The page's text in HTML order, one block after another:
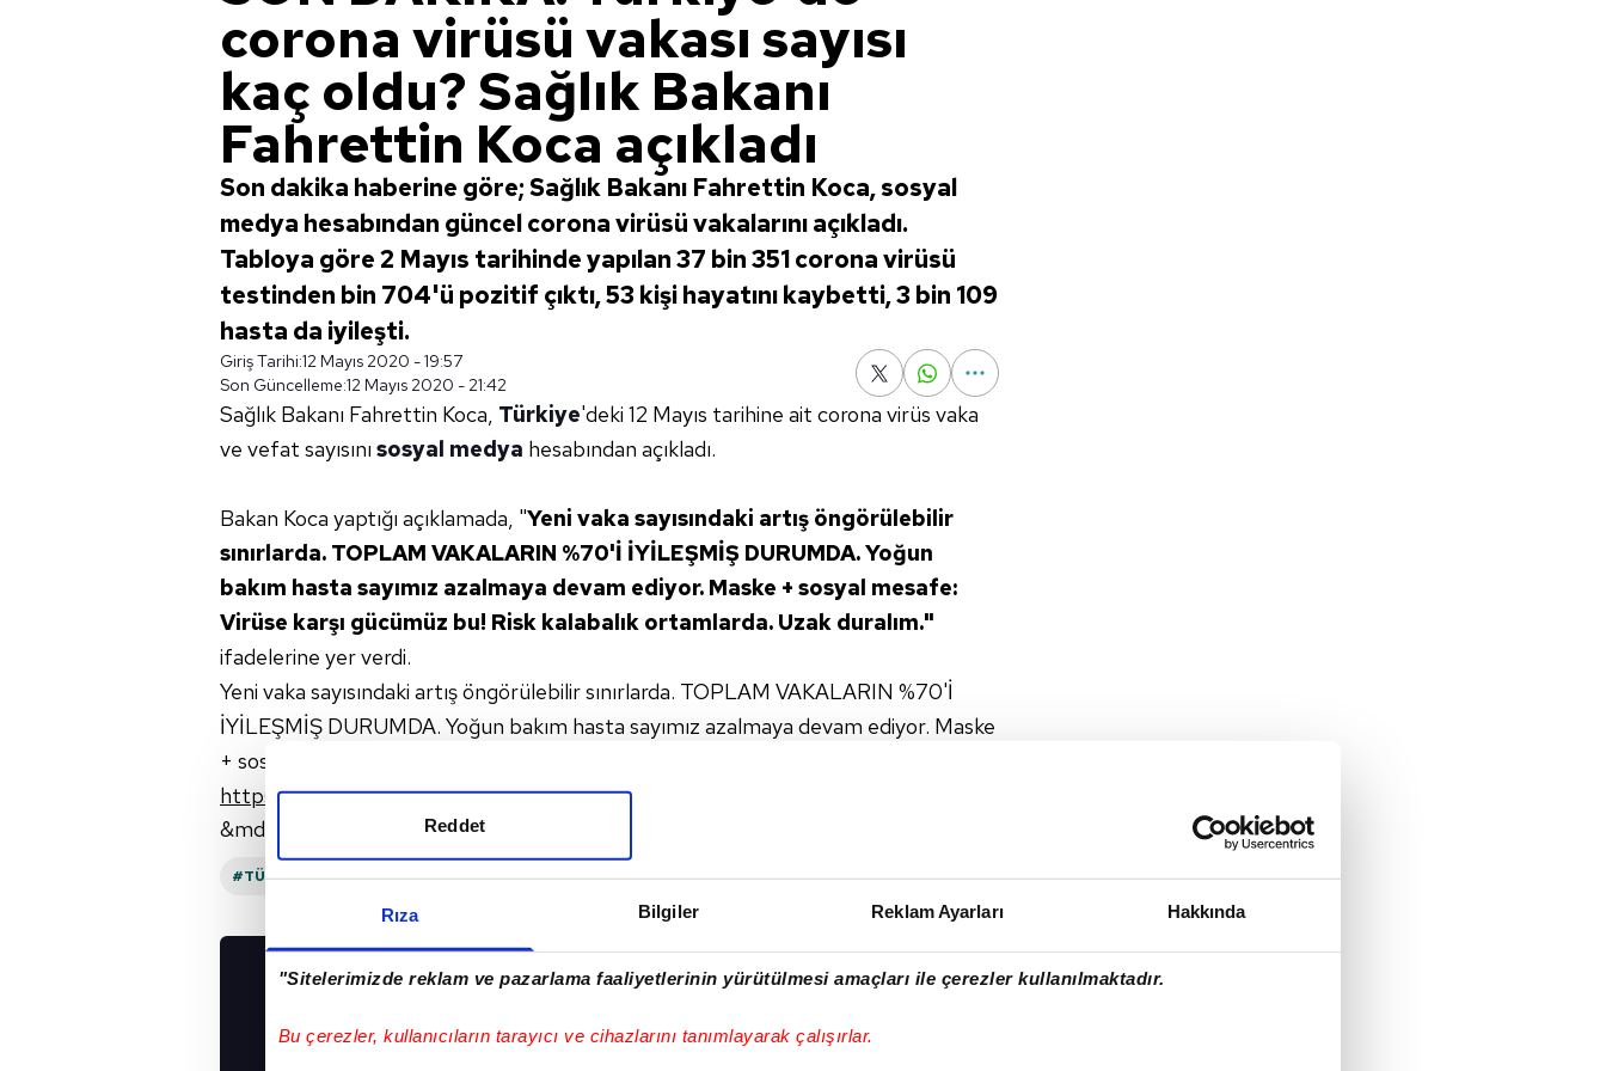
Rıza Bilgiler Reklam Ayarları Hakkında
"Sitelerimizde reklam ve pazarlama faaliyetlerinin yürütülmesi amaçları ile çerezler kullanılmaktadır.
Bu çerezler, kullanıcıların tarayıcı ve cihazlarını tanımlayarak çalışırlar.
Reddet
corona virüsü vakası sayısı
kaç oldu? Sağlık Bakanı
Fahrettin Koca açıkladı
Son dakika haberine göre; Sağlık Bakanı Fahrettin Koca, sosyal
medya hesabından güncel corona virüsü vakalarını açıkladı.
Tabloya göre 2 Mayıs tarihinde yapılan 37 bin 351 corona virüsü
testinden bin 704'ü pozitif çıktı, 53 kişi hayatını kaybetti, 3 bin 109
hasta da iyileşti.
Giriş Tarihi:12 Mayıs 2020 - 19:57
Son Güncelleme:12 Mayıs 2020 - 21:42
Sağlık Bakanı Fahrettin Koca, Türkiye'deki 12 Mayıs tarihine ait corona virüs vaka
ve vefat sayısını sosyal medya hesabından açıkladı.
Bakan Koca yaptığı açıklamada, "Yeni vaka sayısındaki artış öngörülebilir
sınırlarda. TOPLAM VAKALARIN %70'İ İYİLEŞMİŞ DURUMDA. Yoğun
bakım hasta sayımız azalmaya devam ediyor. Maske + sosyal mesafe:
Virüse karşı gücümüz bu! Risk kalabalık ortamlarda. Uzak duralım."
ifadelerine yer verdi.
Yeni vaka sayısındaki artış öngörülebilir sınırlarda. TOPLAM VAKALARIN %70'İ
İYİLEŞMİŞ DURUMDA. Yoğun bakım hasta sayımız azalmaya devam ediyor. Maske
+ sosyal mesafe: Virüse karşı gücümüz bu! Risk kalabalık ortamlarda. Uzak duralım.
https://t.co/RVlhe7786Opic.twitter.com/0naqY0mszC
&mdash; Dr. Fahrettin Koca (@drfahrettinkoca)
#TÜRKIYE #SOSYAL MEDYA
UYGULAMALARIMIZI